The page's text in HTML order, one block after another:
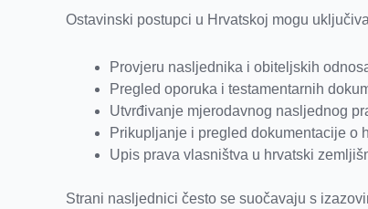
Ostavinski postupci u Hrvatskoj mogu
Provjeru nasljednika i obiteljskih
Pregled oporuka i testamentarnih
Utvrđivanje mjerodavnog nasljednog
Prikupljanje i pregled dokumentacije o
Upis prava vlasništva u hrvatski
Strani nasljednici često se suočavaju s